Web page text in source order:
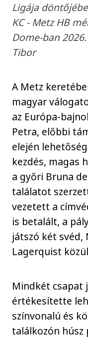
Ligája
KC - Metz HB
Dome-ban
Tibor
A Metz
magyar
az Európa-
Petra, előbbi
elején
kezdés, magas
a győri Bruna
találatot
vezetett a
is betalált, a
játszó két svéd,
Lagerquist
Mindkét csapat
értékesítette
színvonalú és
találkozón húsz